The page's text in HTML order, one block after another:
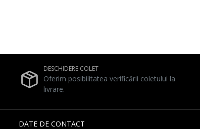
DESCHIDERE COLET
Oferim posibilitatea verificării coletului la
livrare.
DATE DE CONTACT